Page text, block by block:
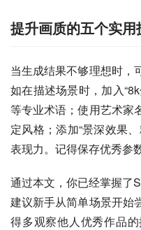
提升画质的五个实用
当生成结果不够理想时，
如在描述场景时，加入
等专业术语；使用艺术家
定风格；添加“景深效果
表现力。记得保存优秀参
通过本文，你已经掌握了
建议新手从简单场景开始
得多观察他人优秀作品